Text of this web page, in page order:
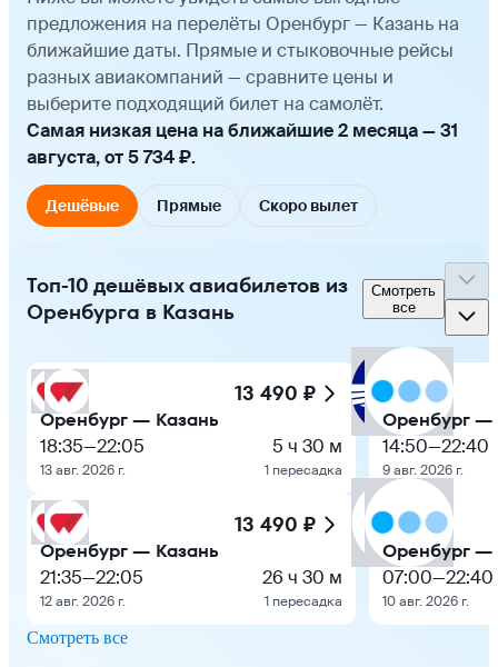
предложения на перелёты Оренбург — Казань на
ближайшие даты. Прямые и стыковочные рейсы
разных авиакомпаний — сравните цены и
выберите подходящий билет на самолёт.
Самая низкая цена на ближайшие 2 месяца — 31
августа, от 5 734 ₽.
Дешёвые Прямые Скоро вылет
Топ-10 дешёвых авиабилетов из
Оренбурга в Казань
Смотреть
все
13 490 ₽
Оренбург — Казань
18:35—22:05
13 авг. 2026 г.
5 ч 30 м
1 пересадка
13 490 ₽
Оренбург — Казань
21:35—22:05
12 авг. 2026 г.
26 ч 30 м
1 пересадка
Оренбург —
14:50—22:40
9 авг. 2026 г.
Оренбург —
07:00—22:40
10 авг. 2026 г.
Смотреть все